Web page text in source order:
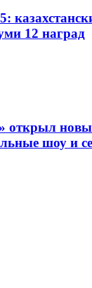
12 наград
открыл
шоу и